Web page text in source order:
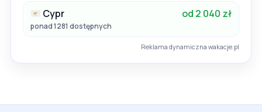
Cypr od 2 040 zł
ponad 1281 dostępnych
Reklama dynamiczna wakacje.pl